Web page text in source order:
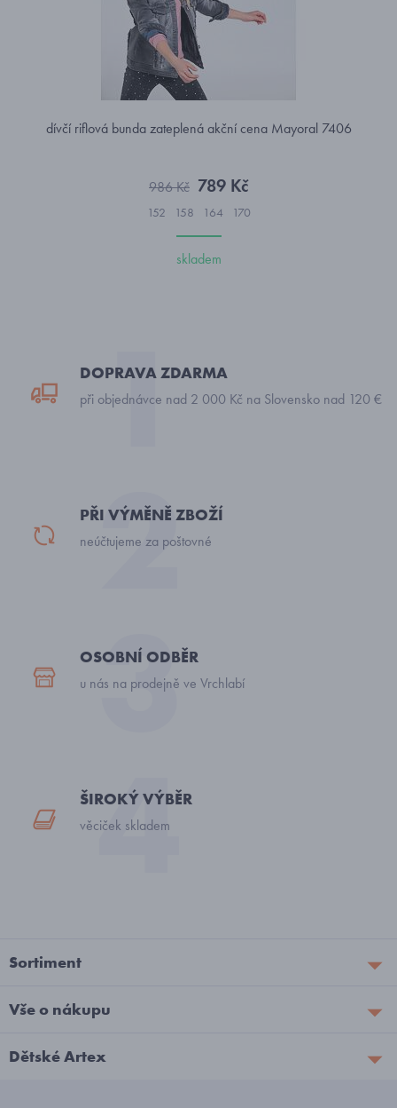
dívčí riflová bunda zateplená akční cena Mayoral 7406
986 Kč 789 Kč
152 158 164 170
skladem
DOPRAVA ZDARMA
při objednávce nad 2 000 Kč na Slovensko nad 120 €
PŘI VÝMĚNĚ ZBOŽÍ
neúčtujeme za poštovné
OSOBNÍ ODBĚR
u nás na prodejně ve Vrchlabí
ŠIROKÝ VÝBĚR
věciček skladem
Sortiment
Vše o nákupu
Dětské Artex